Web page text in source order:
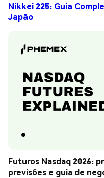
Nikkei 225: Guia
Japão
Futuros Nasdaq 2026:
previsões e guia de